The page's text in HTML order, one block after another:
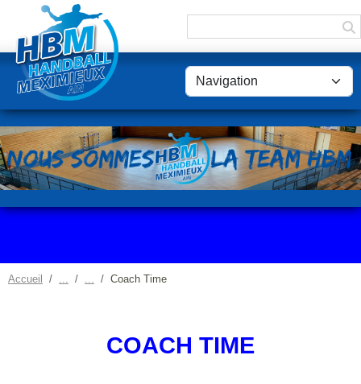
Accueil Coach Time
COACH TIME
Panneau de gestion des cookies